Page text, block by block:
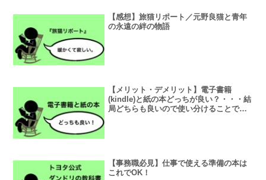
【感想】旅猫リポート／元野良猫と青年
の永遠の絆の物語
【メリット・デメリット】電子書籍
(kindle)と紙の本どっちが良い？・・・結
局どちらも良いので使い分けることで最
【事務職必見】仕事で使える準備の本は
これでOK！